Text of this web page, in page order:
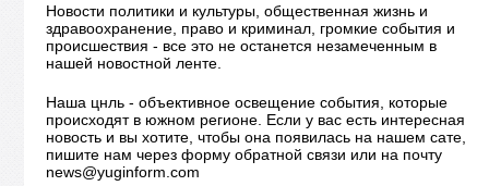
Новости политики и культуры, общественная жизнь и
здравоохранение, право и криминал, громкие события и
происшествия - все это не останется незамеченным в
нашей новостной ленте.
Наша цнль - объективное освещение события, которые
происходят в южном регионе. Если у вас есть интересная
новость и вы хотите, чтобы она появилась на нашем сате,
пишите нам через форму обратной связи или на почту
news@yuginform.com